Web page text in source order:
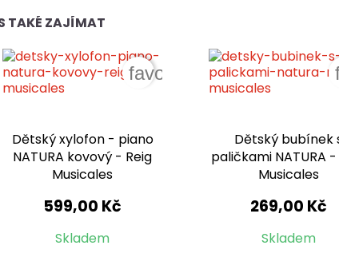
TAKÉ ZAJÍMAT
Dětský xylofon - piano
NATURA kovový - Reig
Musicales
599,00 Kč
Skladem
favorite_border
Dětský bubínek
paličkami NATURA -
Musicales
269,00 Kč
Skladem